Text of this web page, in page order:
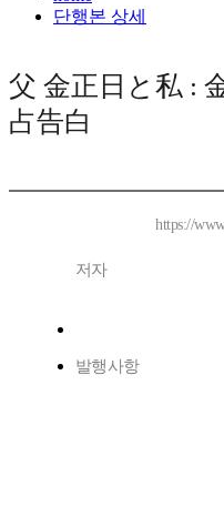
단행본 상세
父 金正日と私 :
占告白
https://
저자
발행사항